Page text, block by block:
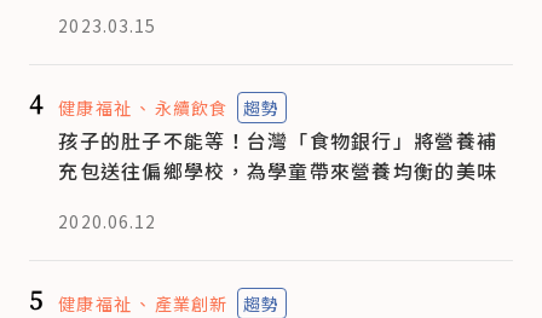
2023.03.15
4 健康福祉 永續飲食 趨勢
孩子的肚子不能等！台灣「食物銀行」將營養補
充包送往偏鄉學校，為學童帶來營養均衡的美味
2020.06.12
5 健康福祉 產業創新 趨勢